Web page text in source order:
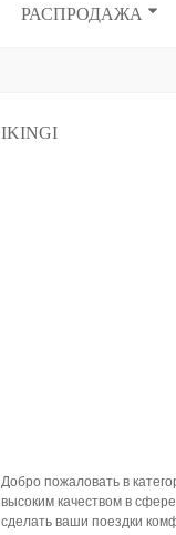
РАСПРОДАЖА
IKINGI
Добро пожаловать в
высоким качеством в
сделать ваши поездки